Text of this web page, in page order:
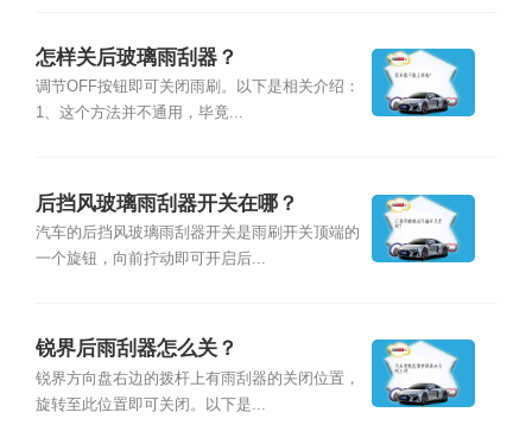
怎样关后玻璃雨刮器？
调节OFF按钮即可关闭雨刷。以下是相关介绍：
1、这个方法并不通用，毕竟...
后挡风玻璃雨刮器开关在哪？
汽车的后挡风玻璃雨刮器开关是雨刷开关顶端的
一个旋钮，向前拧动即可开启后...
锐界后雨刮器怎么关？
锐界方向盘右边的拨杆上有雨刮器的关闭位置，
旋转至此位置即可关闭。以下是...